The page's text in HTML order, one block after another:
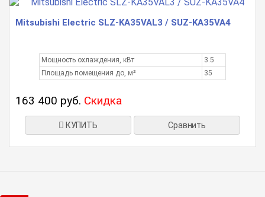
Mitsubishi Electric SLZ-KA35VAL3 / SUZ-KA35VA4
Мощность охлаждения, кВт
3.5
Площадь помещения до, м²
35
163 400 руб. Скидка
КУПИТЬ Сравнить